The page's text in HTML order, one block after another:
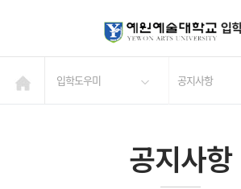
입학도우미 공지사항
공지사항